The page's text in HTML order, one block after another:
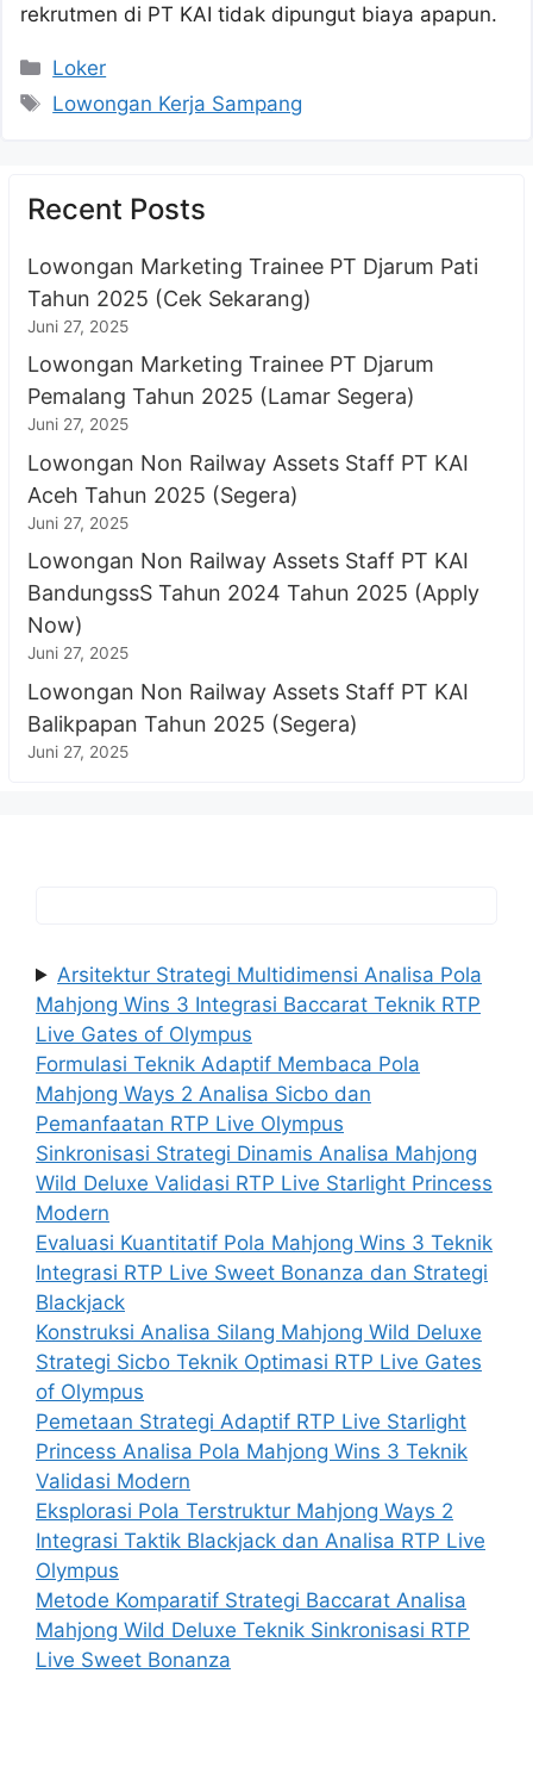
rekrutmen di PT KAI tidak dipungut biaya apapun.
Kategori
Loker
Tag
Lowongan Kerja Sampang
Recent Posts
Lowongan Marketing Trainee PT Djarum Pati
Tahun 2025 (Cek Sekarang)
Juni 27, 2025
Lowongan Marketing Trainee PT Djarum
Pemalang Tahun 2025 (Lamar Segera)
Juni 27, 2025
Lowongan Non Railway Assets Staff PT KAI
Aceh Tahun 2025 (Segera)
Juni 27, 2025
Lowongan Non Railway Assets Staff PT KAI
BandungssS Tahun 2024 Tahun 2025 (Apply
Now)
Juni 27, 2025
Lowongan Non Railway Assets Staff PT KAI
Balikpapan Tahun 2025 (Segera)
Juni 27, 2025
Arsitektur Strategi Multidimensi Analisa Pola
Mahjong Wins 3 Integrasi Baccarat Teknik RTP
Live Gates of Olympus
Formulasi Teknik Adaptif Membaca Pola
Mahjong Ways 2 Analisa Sicbo dan
Pemanfaatan RTP Live Olympus
Sinkronisasi Strategi Dinamis Analisa Mahjong
Wild Deluxe Validasi RTP Live Starlight Princess
Modern
Evaluasi Kuantitatif Pola Mahjong Wins 3 Teknik
Integrasi RTP Live Sweet Bonanza dan Strategi
Blackjack
Konstruksi Analisa Silang Mahjong Wild Deluxe
Strategi Sicbo Teknik Optimasi RTP Live Gates
of Olympus
Pemetaan Strategi Adaptif RTP Live Starlight
Princess Analisa Pola Mahjong Wins 3 Teknik
Validasi Modern
Eksplorasi Pola Terstruktur Mahjong Ways 2
Integrasi Taktik Blackjack dan Analisa RTP Live
Olympus
Metode Komparatif Strategi Baccarat Analisa
Mahjong Wild Deluxe Teknik Sinkronisasi RTP
Live Sweet Bonanza